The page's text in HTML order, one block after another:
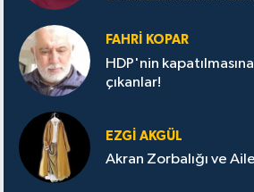
FAHRI KOPAR
HDP'nin kapatılmasına
çıkanlar!
EZGI AKGÜL
Akran Zorbalığı ve